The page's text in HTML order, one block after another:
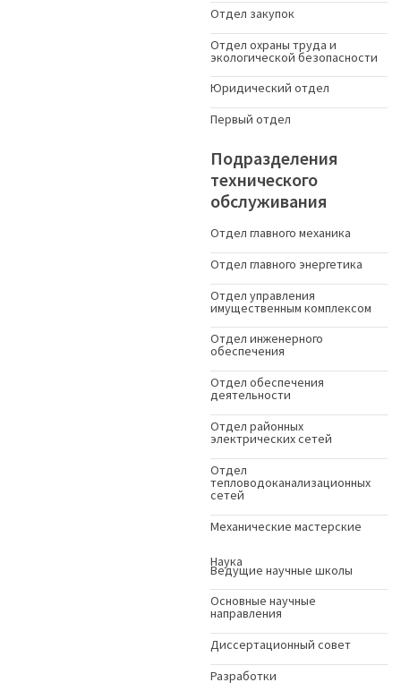
Отдел закупок
Отдел охраны труда и
экологической безопасности
Юридический отдел
Первый отдел
Подразделения
технического
обслуживания
Отдел главного механика
Отдел главного энергетика
Отдел управления
имущественным комплексом
Отдел инженерного
обеспечения
Отдел обеспечения
деятельности
Отдел районных
электрических сетей
Отдел
тепловодоканализационных
сетей
Механические мастерские
Наука
Ведущие научные школы
Основные научные
направления
Диссертационный совет
Разработки